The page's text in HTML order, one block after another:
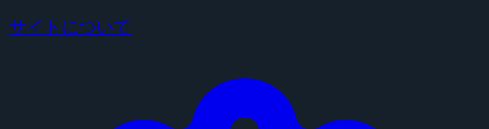
サイトについて